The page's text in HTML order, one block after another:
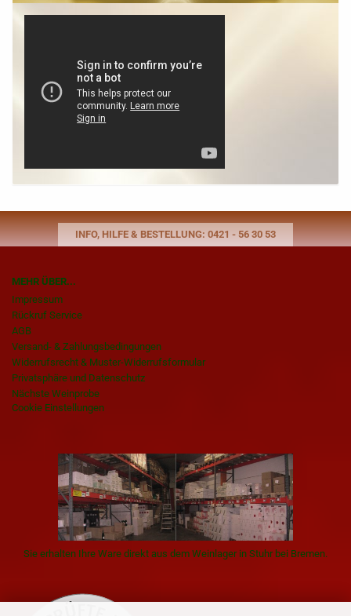
INFO, HILFE & BESTELLUNG: 0421 - 56 30 53
MEHR ÜBER...
Impressum
Rückruf Service
AGB
Versand- & Zahlungsbedingungen
Widerrufsrecht & Muster-Widerrufsformular
Privatsphäre und Datenschutz
Nächste Weinprobe
Cookie Einstellungen
Sie erhalten Ihre Ware direkt aus dem Weinlager in Stuhr bei Bremen.